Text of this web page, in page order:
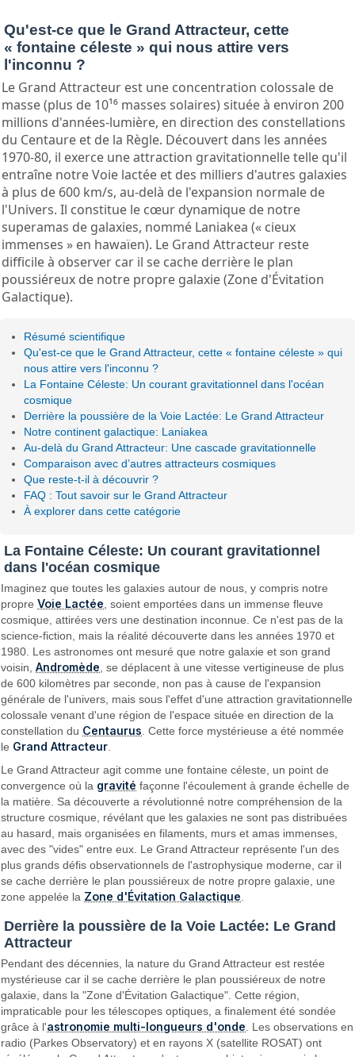
Qu'est-ce que le Grand Attracteur, cette
« fontaine céleste » qui nous attire vers
l'inconnu ?
Le Grand Attracteur est une concentration colossale de
masse (plus de 10¹⁶ masses solaires) située à environ 200
millions d'années-lumière, en direction des constellations
du Centaure et de la Règle. Découvert dans les années
1970-80, il exerce une attraction gravitationnelle telle qu'il
entraîne notre Voie lactée et des milliers d'autres galaxies
à plus de 600 km/s, au-delà de l'expansion normale de
l'Univers. Il constitue le cœur dynamique de notre
superamas de galaxies, nommé Laniakea (« cieux
immenses » en hawaïen). Le Grand Attracteur reste
difficile à observer car il se cache derrière le plan
poussiéreux de notre propre galaxie (Zone d'Évitation
Galactique).
Résumé scientifique
Qu'est-ce que le Grand Attracteur, cette « fontaine céleste » qui
nous attire vers l'inconnu ?
La Fontaine Céleste: Un courant gravitationnel dans l'océan
cosmique
Derrière la poussière de la Voie Lactée: Le Grand Attracteur
Notre continent galactique: Laniakea
Au-delà du Grand Attracteur: Une cascade gravitationnelle
Comparaison avec d’autres attracteurs cosmiques
Que reste-t-il à découvrir ?
FAQ : Tout savoir sur le Grand Attracteur
À explorer dans cette catégorie
La Fontaine Céleste: Un courant gravitationnel
dans l'océan cosmique
Imaginez que toutes les galaxies autour de nous, y compris notre
propreVoie Lactée, soient emportées dans un immense fleuve
cosmique, attirées vers une destination inconnue. Ce n'est pas de la
science-fiction, mais la réalité découverte dans les années 1970 et
1980. Les astronomes ont mesuré que notre galaxie et son grand
voisin,Andromède, se déplacent à une vitesse vertigineuse de plus
de 600 kilomètres par seconde, non pas à cause de l'expansion
générale de l'univers, mais sous l'effet d'une attraction gravitationnelle
colossale venant d'une région de l'espace située en direction de la
constellation du Centaurus. Cette force mystérieuse a été nommée
le Grand Attracteur.
Le Grand Attracteur agit comme une fontaine céleste, un point de
convergence où la gravité façonne l'écoulement à grande échelle de
la matière. Sa découverte a révolutionné notre compréhension de la
structure cosmique, révélant que les galaxies ne sont pas distribuées
au hasard, mais organisées en filaments, murs et amas immenses,
avec des "vides" entre eux. Le Grand Attracteur représente l'un des
plus grands défis observationnels de l'astrophysique moderne, car il
se cache derrière le plan poussiéreux de notre propre galaxie, une
zone appelée la Zone d'Évitation Galactique
Derrière la poussière de la Voie Lactée: Le Grand
Attracteur
Pendant des décennies, la nature du Grand Attracteur est restée
mystérieuse car il se cache derrière le plan poussiéreux de notre
galaxie, dans la "Zone d'Évitation Galactique". Cette région,
impraticable pour les télescopes optiques, a finalement été sondée
grâce à l'astronomie multi-longueurs d'onde . Les observations en
radio (Parkes Observatory) et en rayons X (satellite ROSAT) ont